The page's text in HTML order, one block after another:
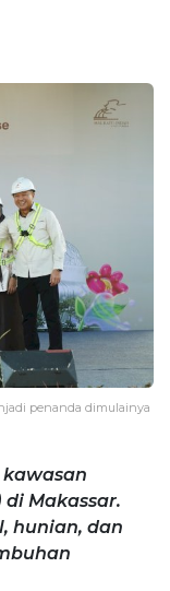
penanda dimulainya
Makassar.
hunian, dan